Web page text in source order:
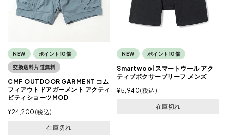
NEW ポイント10倍
交換送料片道無料
CMF OUTDOOR GARMENT コム
フィアウトドアガーメント アクティ
ビティショーツMOD
¥24,200 税込
在庫切れ
NEW ポイント10倍
Smartwool スマートウール アク
ティブボクサーブリーフ メンズ
¥5,940 税込
在庫切れ